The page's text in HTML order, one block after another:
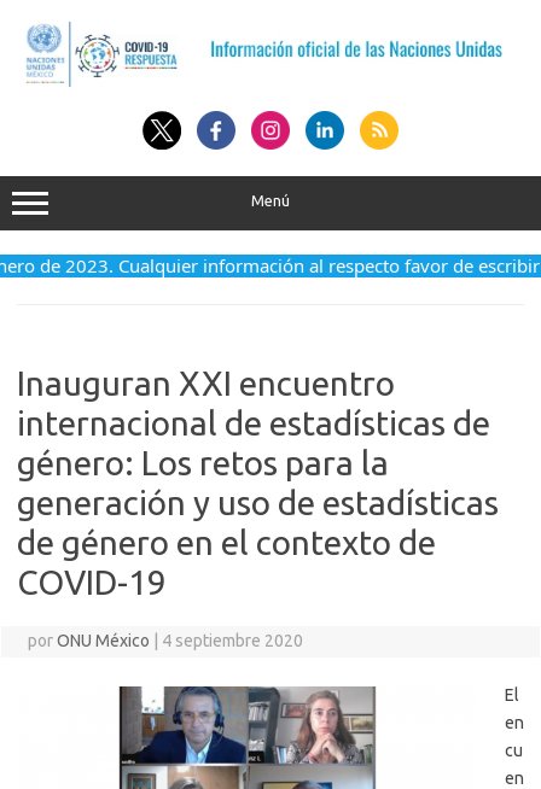
contenido
Menú
de 2023. Cualquier información al respecto favor de escribir a
Inauguran XXI encuentro
internacional de estadísticas de
género: Los retos para la
generación y uso de estadísticas
de género en el contexto de
COVID-19
porONU México 4 septiembre 2020
El
en
cu
en